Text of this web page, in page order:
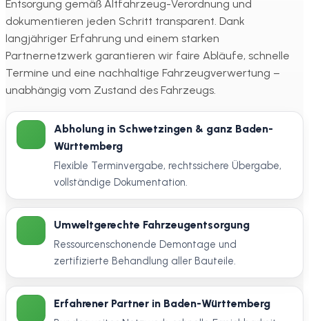
Entsorgung gemäß Altfahrzeug-Verordnung und
dokumentieren jeden Schritt transparent. Dank
langjähriger Erfahrung und einem starken
Partnernetzwerk garantieren wir faire Abläufe, schnelle
Termine und eine nachhaltige Fahrzeugverwertung –
unabhängig vom Zustand des Fahrzeugs.
Abholung in Schwetzingen & ganz Baden-
Württemberg
Flexible Terminvergabe, rechtssichere Übergabe,
vollständige Dokumentation.
Umweltgerechte Fahrzeugentsorgung
Ressourcenschonende Demontage und
zertifizierte Behandlung aller Bauteile.
Erfahrener Partner in Baden-Württemberg